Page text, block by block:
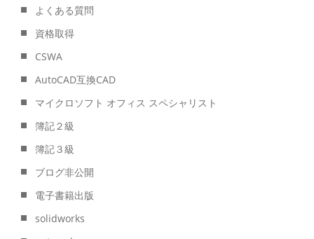
よくある質問
資格取得
CSWA
AutoCAD互換CAD
マイクロソフト オフィス スペシャリスト
簿記２級
簿記３級
ブログ非公開
電子書籍出版
solidworks